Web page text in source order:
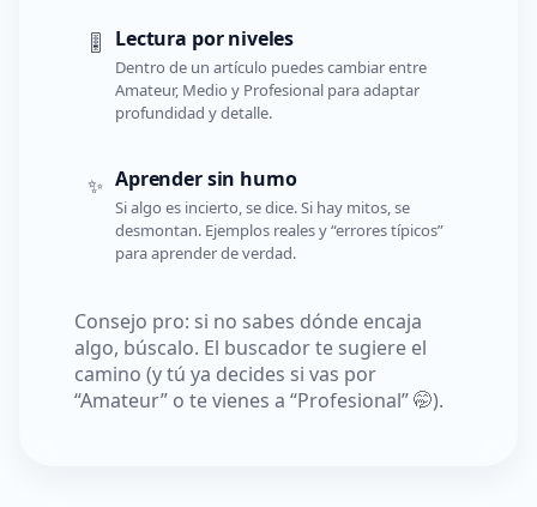
🎚️ Lectura por niveles
Dentro de un artículo puedes cambiar entre
Amateur, Medio y Profesional para adaptar
profundidad y detalle.
✨ Aprender sin humo
Si algo es incierto, se dice. Si hay mitos, se
desmontan. Ejemplos reales y “errores típicos”
para aprender de verdad.
Consejo pro: si no sabes dónde encaja
algo, búscalo. El buscador te sugiere el
camino (y tú ya decides si vas por
“Amateur” o te vienes a “Profesional” 🤭).